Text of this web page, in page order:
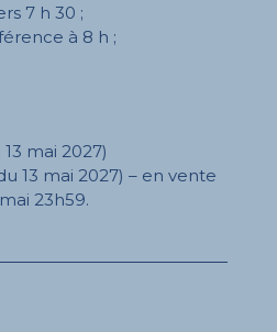
7 h 30 ;
à 8 h ;
mai 2027)
13 mai 2027) – en vente
23h59.